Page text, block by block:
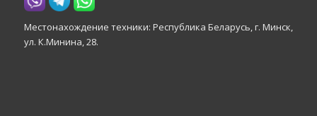
Местонахождение техники: Республика Беларусь, г. Минск,
ул. К.Минина, 28.